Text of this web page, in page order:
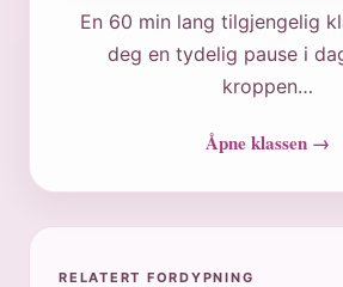
En 60 min lang tilgjengelig
deg en tydelig pause i
kroppen…
Åpne klassen →
RELATERT FORDYPNING